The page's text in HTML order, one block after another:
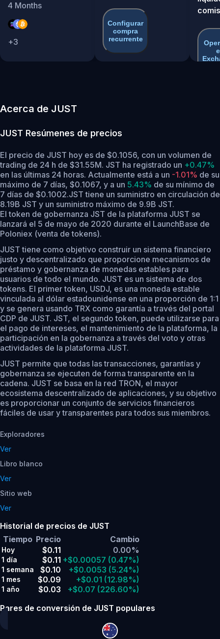
4 Months
+3
Configurar
compra
recurrente
Acerca de JUST
JUST Resúmenes de precios
El precio de JUST hoy es de $0.1056, con un volumen de
trading de 24 h de $31.55M. JST ha registrado un +0.47%
en las últimas 24 horas. Actualmente está a un -1.01% de su
máximo de 7 días, $0.1067, y a un 5.43% de su mínimo de
7 días de $0.1002.JST tiene un suministro en circulación de
8.19B JST y un suministro máximo de 9.9B JST.
El token de gobernanza JST de la plataforma JUST se
lanzará el 5 de mayo de 2020 durante el LaunchBase de
Poloniex (venta de tokens).
JUST tiene como objetivo construir un sistema financiero
justo y descentralizado que proporcione mecanismos de
préstamo y gobernanza de monedas estables para
usuarios de todo el mundo. JUST es un sistema de dos
tokens. El primer token, USDJ, es una moneda estable
vinculada al dólar estadounidense en una proporción de 1:1
y se genera usando TRX como garantía a través del portal
CDP de JUST. JST, el segundo token, puede utilizarse para
el pago de intereses, el mantenimiento de la plataforma, la
participación en la gobernanza a través del voto y otras
actividades de la plataforma JUST.
JUST permite que todas las transacciones, garantías y
gobernanza se ejecuten de forma transparente en la
cadena. JUST se basa en la red TRON, el mayor
ecosistema descentralizado de aplicaciones, y su objetivo
es proporcionar un conjunto de servicios financieros
fáciles de usar y transparentes para todos sus miembros.
Exploradores
Ver
Libro blanco
Ver
Sitio web
Ver
Historial de precios de JUST
Tiempo Precio Cambio
Hoy $0.11 0.00%
1 día $0.11 +$0.00057 (0.47%)
1 semana $0.10 +$0.0053 (5.24%)
1 mes $0.09 +$0.01 (12.98%)
1 año $0.03 +$0.07 (226.60%)
Pares de conversión de JUST populares